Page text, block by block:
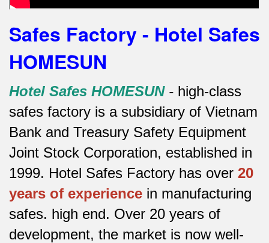
Safes Factory - Hotel Safes
HOMESUN
Hotel Safes HOMESUN- high-class
safes factory is a subsidiary of Vietnam
Bank and Treasury Safety Equipment
Joint Stock Corporation, established in
1999. Hotel Safes Factory has over 20
years of experience in manufacturing
safes. high end. Over 20 years of
development, the market is now well-